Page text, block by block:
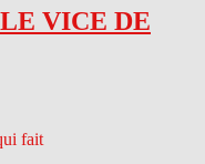
VICE DE